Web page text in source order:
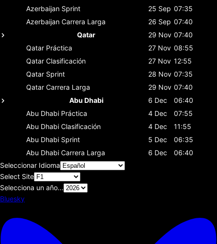
Azerbaijan Sprint 25 Sep 07:35
Azerbaijan Carrera Larga 26 Sep 07:40
Qatar
29 Nov 07:40
Qatar Práctica 27 Nov 08:55
Qatar Clasificación 27 Nov 12:55
Qatar Sprint 28 Nov 07:35
Qatar Carrera Larga 29 Nov 07:40
Abu Dhabi
6 Dec
06:40
Abu Dhabi Práctica 4 Dec
07:55
Abu Dhabi Clasificación 4 Dec
11:55
Abu Dhabi Sprint 5 Dec
06:35
Abu Dhabi Carrera Larga 6 Dec
06:40
Seleccionar Idioma
Select Site
Selecciona un año...
Bluesky